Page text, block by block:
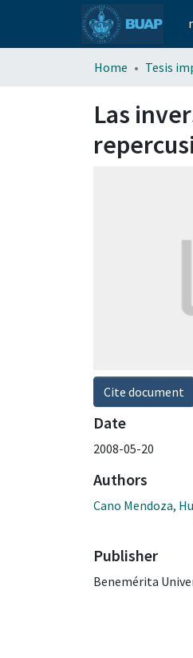
Home Tesis
Las
Cite document
Date
2008-05-20
Authors
Cano Mendoza,
Publisher
Benemérita